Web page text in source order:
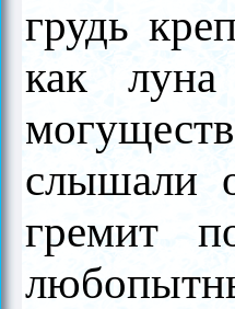
грудь
как
слышали
гремит